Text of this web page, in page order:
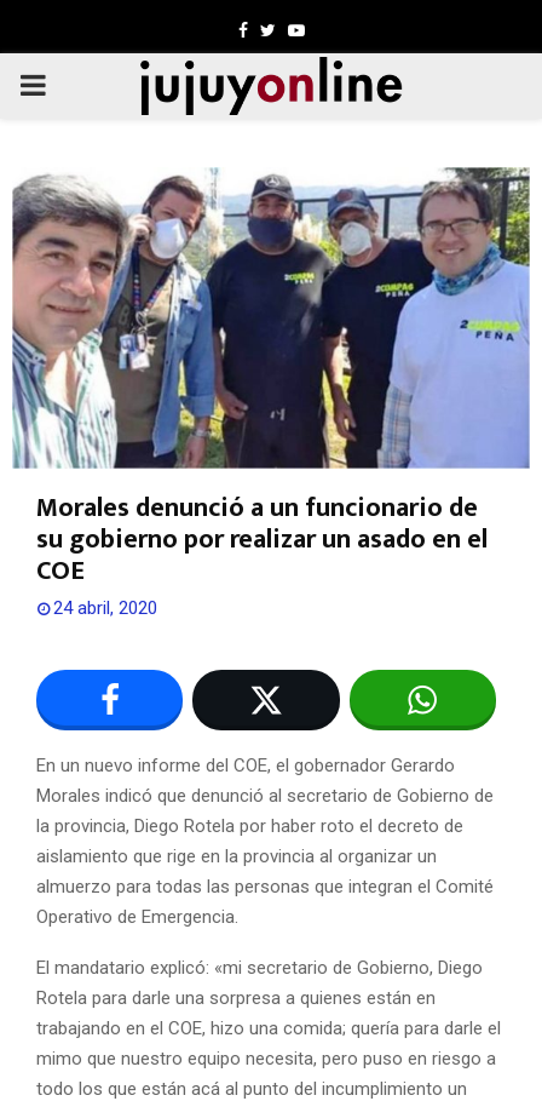
Facebook
TwitterYoutube
PRIMARY
Morales denunció a un funcionario de
su gobierno por realizar un asado en el
COE
24 abril, 2020
En un nuevo informe del COE, el gobernador Gerardo
Morales indicó que denunció al secretario de Gobierno de
la provincia, Diego Rotela por haber roto el decreto de
aislamiento que rige en la provincia al organizar un
almuerzo para todas las personas que integran el Comité
Operativo de Emergencia.
El mandatario explicó: «mi secretario de Gobierno, Diego
Rotela para darle una sorpresa a quienes están en
trabajando en el COE, hizo una comida; quería para darle el
mimo que nuestro equipo necesita, pero puso en riesgo a
todo los que están acá al punto del incumplimiento un